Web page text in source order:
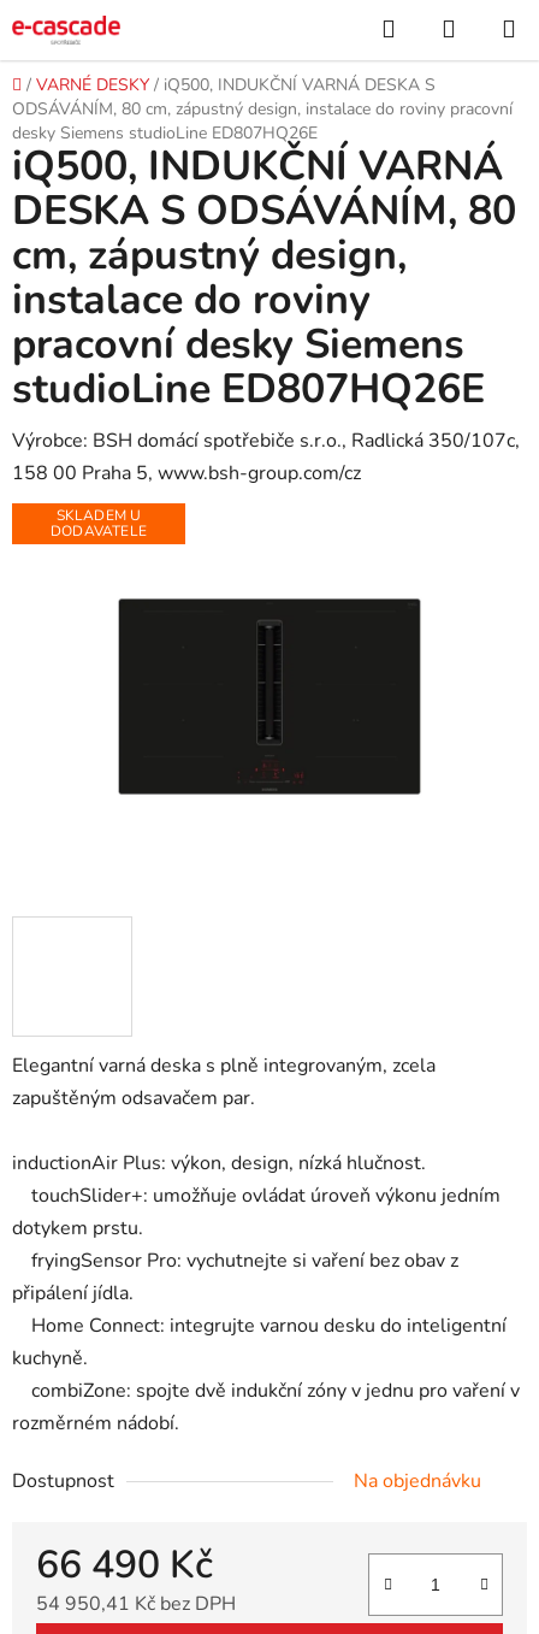
na
obsah
Hledat
KOŠÍK
Domů
/ VARNÉ DESKY / iQ500, INDUKČNÍ VARNÁ DESKA S
ODSÁVÁNÍM, 80 cm, zápustný design, instalace do roviny pracovní
desky Siemens studioLine ED807HQ26E
Elegantní varná deska s plně integrovaným, zcela
zapuštěným odsavačem par.
inductionAir Plus: výkon, design, nízká hlučnost.
touchSlider+: umožňuje ovládat úroveň výkonu jedním
dotykem prstu.
fryingSensor Pro: vychutnejte si vaření bez obav z
připálení jídla.
Home Connect: integrujte varnou desku do inteligentní
kuchyně.
combiZone: spojte dvě indukční zóny v jednu pro vaření v
rozměrném nádobí.
Dostupnost Na objednávku
66 490 Kč
54 950,41 Kč bez DPH
iQ500, INDUKČNÍ VARNÁ
DESKA S ODSÁVÁNÍM, 80
cm, zápustný design,
instalace do roviny
pracovní desky Siemens
studioLine ED807HQ26E
Výrobce: BSH domácí spotřebiče s.r.o., Radlická 350/107c,
158 00 Praha 5, www.bsh-group.com/cz
SKLADEM U
DODAVATELE